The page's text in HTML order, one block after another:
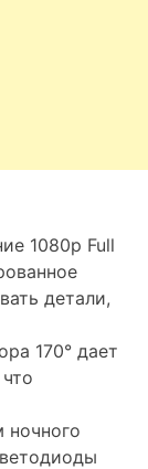
1080p Full
детали,
170° дает